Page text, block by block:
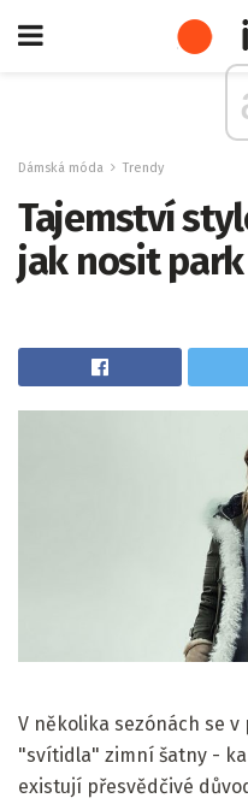
Dámská móda Trendy
Tajemství
jak nosit park
V několika sezónách se
"svítidla" zimní šatny -
existují přesvědčivé